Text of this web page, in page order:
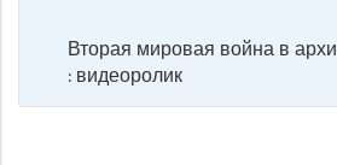
Вторая мировая война в
: видеоролик